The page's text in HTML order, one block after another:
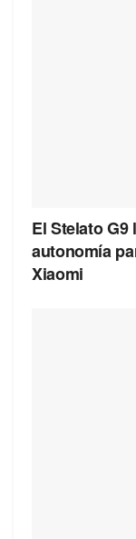
El Stelato G9
autonomía
Xiaomi